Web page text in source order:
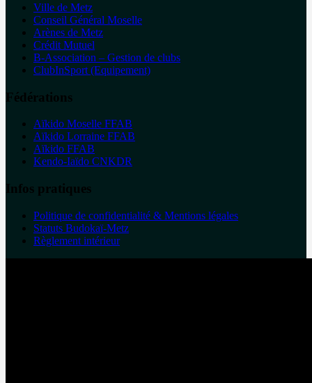
Ville de Metz
Conseil Général Moselle
Arènes de Metz
Crédit Mutuel
B-Association – Gestion de clubs
ClubInSport (Equipement)
Fédérations
Aïkido Moselle FFAB
Aïkido Lorraine FFAB
Aïkido FFAB
Kendo-Iaïdo CNKDR
Infos pratiques
Politique de confidentialité & Mentions légales
Statuts Budokaï-Metz
Règlement intérieur